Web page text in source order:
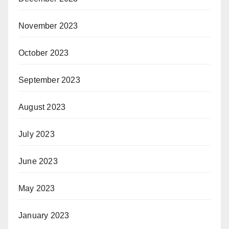
November 2023
October 2023
September 2023
August 2023
July 2023
June 2023
May 2023
January 2023